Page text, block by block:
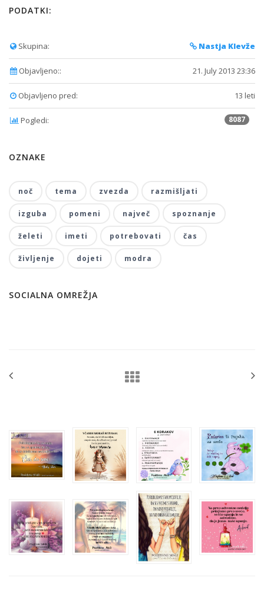
PODATKI:
Skupina: Nastja Klevže
Objavljeno:: 21. July 2013 23:36
Objavljeno pred: 13 leti
Pogledi: 8087
OZNAKE
noč tema zvezda razmišljati
izguba pomeni največ spoznanje
želeti imeti potrebovati čas
življenje dojeti modra
SOCIALNA OMREŽJA